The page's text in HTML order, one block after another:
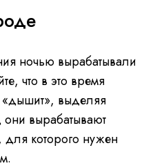
ночью вырабатывали
что в это время
«дышит», выделяя
вырабатывают
для которого нужен